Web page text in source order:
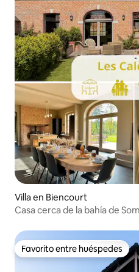
Villa en Biencourt
Casa cerca de la bahía de
Favorito entre huéspedes
Favorito entre huéspedes